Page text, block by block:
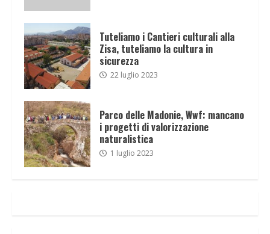
Tuteliamo i Cantieri culturali alla
Zisa, tuteliamo la cultura in
sicurezza
22 luglio 2023
Parco delle Madonie, Wwf: mancano
i progetti di valorizzazione
naturalistica
1 luglio 2023